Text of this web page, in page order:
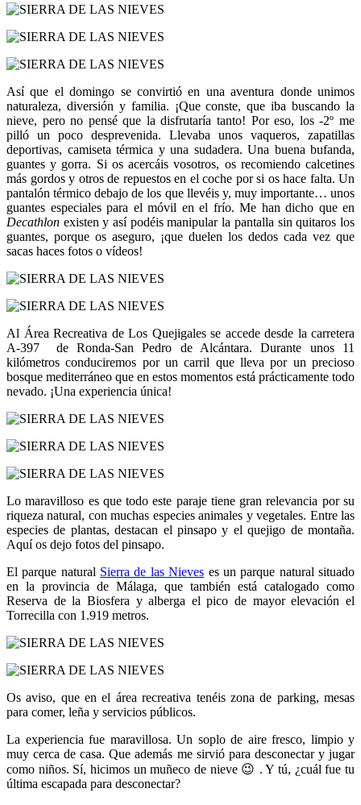
Así que el domingo se convirtió en una aventura donde unimos
naturaleza, diversión y familia. ¡Que conste, que iba buscando la
nieve, pero no pensé que la disfrutaría tanto! Por eso, los -2º me
pilló un poco desprevenida. Llevaba unos vaqueros, zapatillas
deportivas, camiseta térmica y una sudadera. Una buena bufanda,
guantes y gorra. Si os acercáis vosotros, os recomiendo calcetines
más gordos y otros de repuestos en el coche por si os hace falta. Un
pantalón térmico debajo de los que llevéis y, muy importante… unos
guantes especiales para el móvil en el frío. Me han dicho que en
Decathlon existen y así podéis manipular la pantalla sin quitaros los
guantes, porque os aseguro, ¡que duelen los dedos cada vez que
sacas haces fotos o vídeos!
Al Área Recreativa de Los Quejigales se accede desde la carretera
A-397 de Ronda-San Pedro de Alcántara. Durante unos 11
kilómetros conduciremos por un carril que lleva por un precioso
bosque mediterráneo que en estos momentos está prácticamente todo
nevado. ¡Una experiencia única!
Lo maravilloso es que todo este paraje tiene gran relevancia por su
riqueza natural, con muchas especies animales y vegetales. Entre las
especies de plantas, destacan el pinsapo y el quejigo de montaña.
Aquí os dejo fotos del pinsapo.
El parque natural Sierra de las Nieves es un parque natural situado
en la provincia de Málaga, que también está catalogado como
Reserva de la Biosfera y alberga el pico de mayor elevación el
Torrecilla con 1.919 metros.
Os aviso, que en el área recreativa tenéis zona de parking, mesas
para comer, leña y servicios públicos.
La experiencia fue maravillosa. Un soplo de aire fresco, limpio y
muy cerca de casa. Que además me sirvió para desconectar y jugar
como niños. Sí, hicimos un muñeco de nieve 😉 . Y tú, ¿cuál fue tu
última escapada para desconectar?